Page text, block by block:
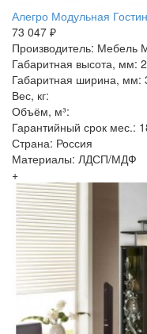
Алегро Модульная
73 047 ₽
Производитель: Мебель
Габаритная высота, мм:
Габаритная ширина, мм:
Вес, кг:
Объём, м³:
Гарантийный срок мес.:
Страна: Россия
Материалы: ЛДСП/МДФ
+